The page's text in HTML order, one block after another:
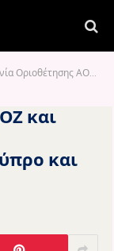
Δέσμευση για Ηλεκτρική Διασύνδεση Ανάμεσα σε Κύπρο και Λίβανο
και
και